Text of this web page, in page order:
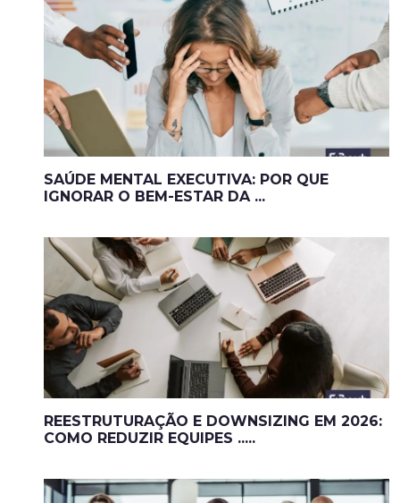
SAÚDE MENTAL EXECUTIVA: POR QUE
IGNORAR O BEM-ESTAR DA ...
REESTRUTURAÇÃO E DOWNSIZING EM 2026:
COMO REDUZIR EQUIPES .....